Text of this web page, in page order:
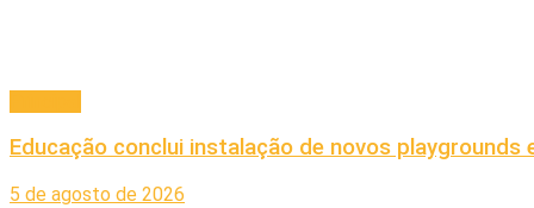
Educação conclui instalação de novos playgrounds
5 de agosto de 2026